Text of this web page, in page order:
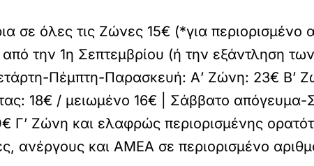
σε όλες τις Ζώνες 15€ (*για περιορισμένο
από την 1η Σεπτεμβρίου (ή την εξάντληση των
Πέμπτη-Παρασκευή: Α’ Ζώνη: 23€ Β’
18€ / μειωμένο 16€ | Σάββατο απόγευμα-
Ζώνη και ελαφρώς περιορισμένης
ανέργους και ΑΜΕΑ σε περιορισμένο